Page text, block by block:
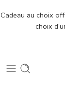
Cadeau au choix
choix